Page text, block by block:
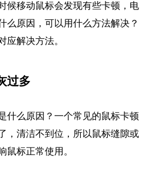
候移动鼠标会发现有些卡顿，电
么原因，可以用什么方法解决？
应解决方法。
过多
什么原因？一个常见的鼠标卡顿
，清洁不到位，所以鼠标缝隙或
鼠标正常使用。